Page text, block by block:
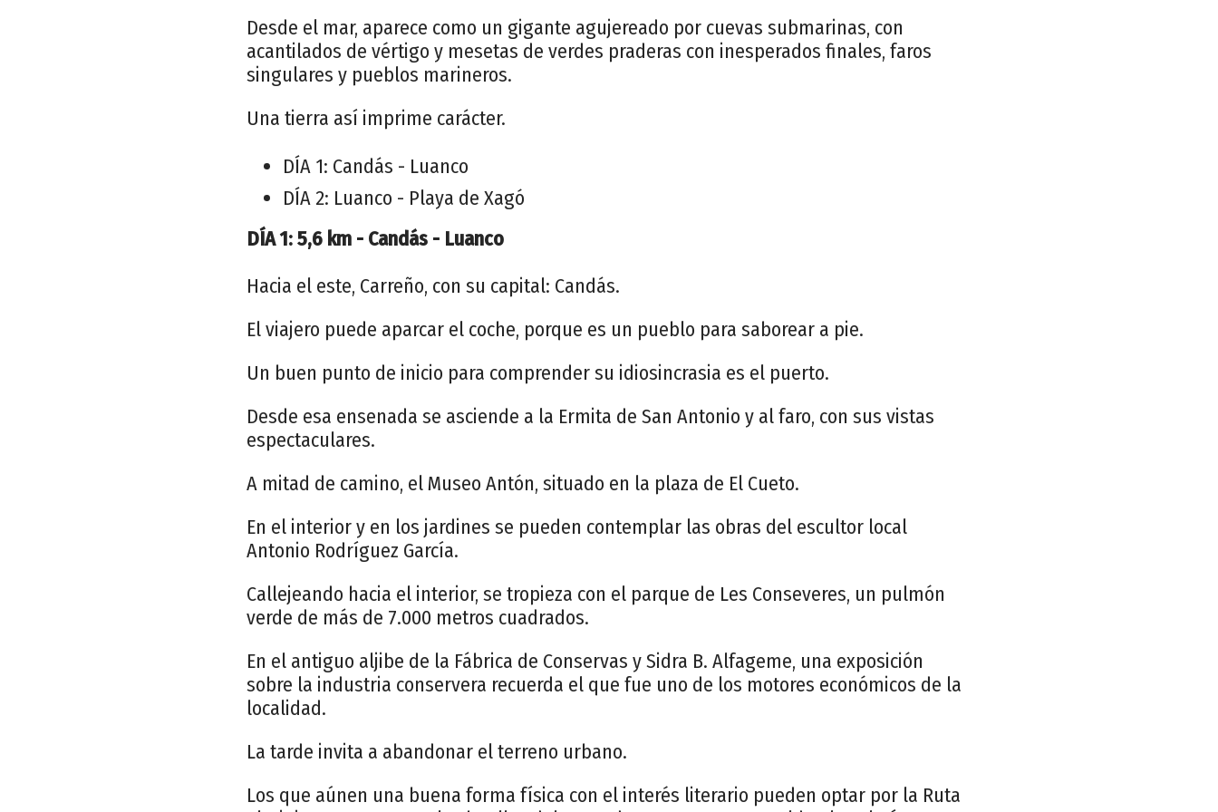
Desde el mar, aparece como un gigante agujereado por cuevas submarinas, con
acantilados de vértigo y mesetas de verdes praderas con inesperados finales, faros
singulares y pueblos marineros.
Una tierra así imprime carácter.
DÍA 1: Candás - Luanco
DÍA 2: Luanco - Playa de Xagó
DÍA 1: 5,6 km - Candás - Luanco
Hacia el este, Carreño, con su capital: Candás.
El viajero puede aparcar el coche, porque es un pueblo para saborear a pie.
Un buen punto de inicio para comprender su idiosincrasia es el puerto.
Desde esa ensenada se asciende a la Ermita de San Antonio y al faro, con sus vistas
espectaculares.
A mitad de camino, el Museo Antón, situado en la plaza de El Cueto.
En el interior y en los jardines se pueden contemplar las obras del escultor local
Antonio Rodríguez García.
Callejeando hacia el interior, se tropieza con el parque de Les Conseveres, un pulmón
verde de más de 7.000 metros cuadrados.
En el antiguo aljibe de la Fábrica de Conservas y Sidra B. Alfageme, una exposición
sobre la industria conservera recuerda el que fue uno de los motores económicos de la
localidad.
La tarde invita a abandonar el terreno urbano.
Los que aúnen una buena forma física con el interés literario pueden optar por la Ruta